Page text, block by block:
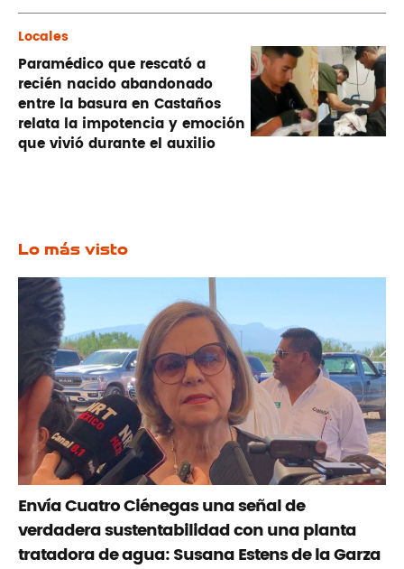
Locales
Paramédico que rescató a
recién nacido abandonado
entre la basura en Castaños
relata la impotencia y emoción
que vivió durante el auxilio
Lo más visto
Envía Cuatro Ciénegas una señal de
verdadera sustentabilidad con una planta
tratadora de agua: Susana Estens de la Garza